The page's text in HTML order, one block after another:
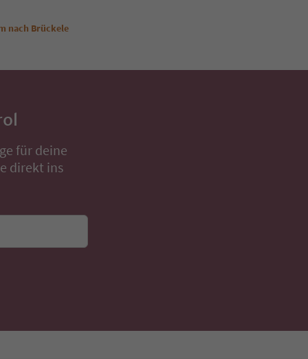
nach Brückele
für deine
direkt ins